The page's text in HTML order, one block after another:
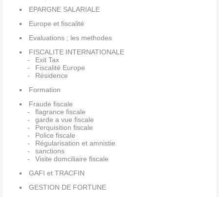
EPARGNE SALARIALE
Europe et fiscalité
Evaluations ; les methodes
FISCALITE INTERNATIONALE
Exit Tax
Fiscalité Europe
Résidence
Formation
Fraude fiscale
flagrance fiscale
garde a vue fiscale
Perquisition fiscale
Police fiscale
Régularisation et amnistie
sanctions
Visite domciliaire fiscale
GAFI et TRACFIN
GESTION DE FORTUNE